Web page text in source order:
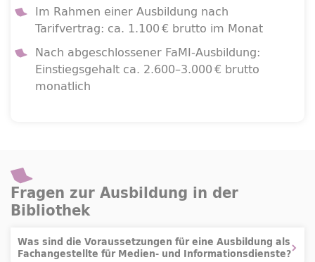
Im Rahmen einer Ausbildung nach
Tarifvertrag: ca. 1.100 € brutto im Monat
Nach abgeschlossener FaMI-Ausbildung:
Einstiegsgehalt ca. 2.600–3.000 € brutto
monatlich
Fragen zur Ausbildung in der
Bibliothek
Was sind die Voraussetzungen für eine Ausbildung als
Fachangestellte für Medien- und Informationsdienste?